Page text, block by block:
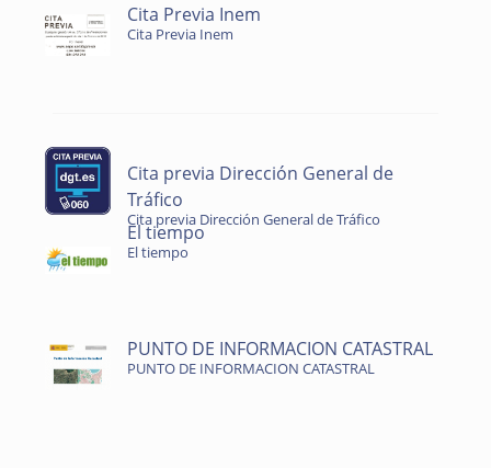
Cita Previa Inem
Cita Previa Inem
Cita previa Dirección General de
Tráfico
Cita previa Dirección General de Tráfico
El tiempo
El tiempo
PUNTO DE INFORMACION CATASTRAL
PUNTO DE INFORMACION CATASTRAL